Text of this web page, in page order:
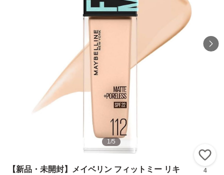
1/5
【新品・未開封】メイベリン フィットミー リキ
4